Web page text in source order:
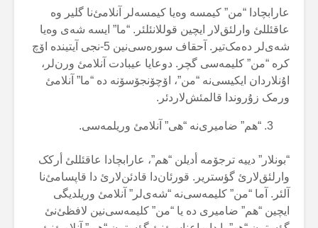
عارابچادا “من” کیمسە وەیا کیمسەلر آنلامئ‌نا گلیر وە
عاقئللئ وارلئق‌لار ایچین قوللانئلئر. “ما” ایسە شەی وەیا
شەی‌لر دەمک‌تیر. آحقاف سورەسی‌نین 5-نجی آیتیندە اۆچ
کرە “من” کلیمەسی گچر. دوعایا عیبادت آنلامئ ورن‌لر،
اۇنلاردان ایکیسی‌نە “من”، اۆچۆنجۆسۆنە دە “ما” آنلامئ
ورمک زۇروندا قالمئش‌لاردئر.
“هم” ضامیری‌نە “هی” آنلامئ وریلمەسی.
“بونلار” دییە ترجۆمە أدیلن “هم”، عارابچادا عاقئللئ أرکک
وارلئق‌لارئ گؤستریر. قورئان‌دا قادئن‌لارئ دا قاپسامئ‌نا
آلئر. آما “من” کلیمەسی‌نە “شەی‌لر” آنلامئ وریلدیگی
ایچین “هم” ضامیری دە یا “من” کلیمەسی‌نین لافظئ‌نئ